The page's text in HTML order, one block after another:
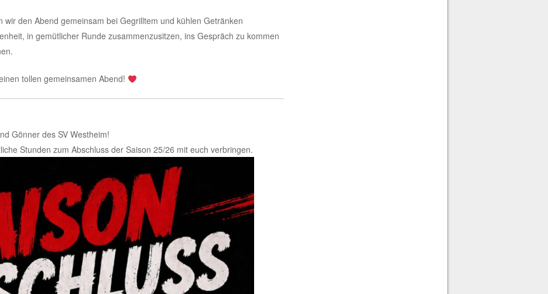
wir den Abend gemeinsam bei Gegrilltem und kühlen Getränken
in gemütlicher Runde zusammenzusitzen, ins Gespräch zu kommen
tollen gemeinsamen Abend!
Gönner des SV Westheim!
Stunden zum Abschluss der Saison 25/26 mit euch verbringen.